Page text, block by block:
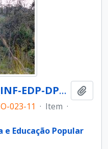
Ecologia : BR-SPIIEP_INF-EDP-DPS_ECO-023-11 [diapositivo]
023-11 · Item ·
e Educação Popular